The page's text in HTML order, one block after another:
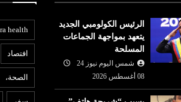
الرئيس الكولومبي الجديد
يتعهد بمواجهة الجماعات
المسلحة
شمس اليوم نيوز 24
08 أغسطس 2026
health
افتصاد
الصحة،